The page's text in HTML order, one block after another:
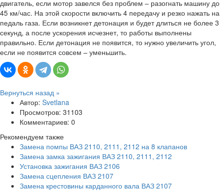
двигатель, если мотор завелся без проблем – разогнать машину до
45 км/час. На этой скорости включить 4 передачу и резко нажать на
педаль газа. Если возникнет детонация и будет длиться не более 3
секунд, а после ускорения исчезнет, то работы выполнены
правильно. Если детонация не появится, то нужно увеличить угол,
если не появится совсем – уменьшить.
Вернуться назад »
Автор: Svetlana
Просмотров: 31103
Комментариев: 0
Рекомендуем также
Замена помпы ВАЗ 2110, 2111, 2112 на 8 клапанов
Замена замка зажигания ВАЗ 2110, 2111, 2112
Установка зажигания ВАЗ 2106
Замена сцепления ВАЗ 2107
Замена крестовины карданного вала ВАЗ 2107